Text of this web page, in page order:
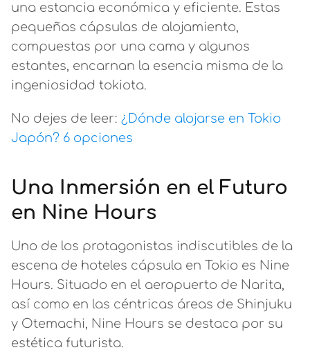
una estancia económica y eficiente. Estas
pequeñas cápsulas de alojamiento,
compuestas por una cama y algunos
estantes, encarnan la esencia misma de la
ingeniosidad tokiota.
No dejes de leer: ¿Dónde alojarse en Tokio
Japón? 6 opciones
Una Inmersión en el Futuro
en Nine Hours
Uno de los protagonistas indiscutibles de la
escena de hoteles cápsula en Tokio es Nine
Hours. Situado en el aeropuerto de Narita,
así como en las céntricas áreas de Shinjuku
y Otemachi, Nine Hours se destaca por su
estética futurista.